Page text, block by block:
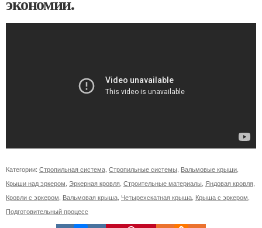
Категории: Стропильная система Стропильные системы Вальмовые крыши
Крыши над эркером Эркерная кровля Строительные материалы Яндовая кровля
Кровли с эркером Вальмовая крыша Четырехскатная крыша Крыша с эркером
Подготовительный процесс